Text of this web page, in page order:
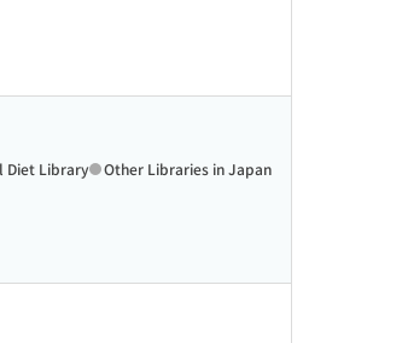
Diet Library Other Libraries in Japan